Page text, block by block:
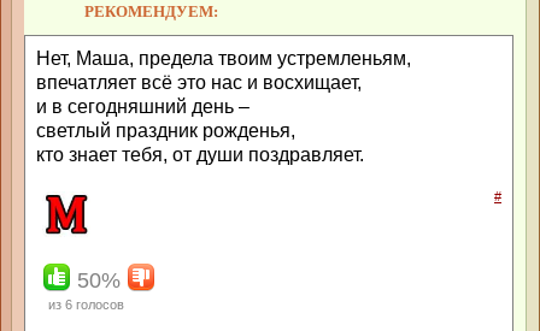
РЕКОМЕНДУЕМ:
Нет, Маша, предела твоим устремленьям,
впечатляет всё это нас и восхищает,
и в сегодняшний день –
светлый праздник рожденья,
кто знает тебя, от души поздравляет.
#
50%
из 6 голосов